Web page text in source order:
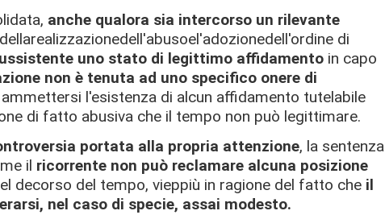
anche qualora sia intercorso un rilevante
di
uno stato di legittimo affidamento in capo
non è tenuta ad uno specifico onere di
l'esistenza di alcun affidamento tutelabile
di fatto abusiva che il tempo non può legittimare.
portata alla propria attenzione, la sentenza
il ricorrente non può reclamare alcuna posizione
decorso del tempo, vieppiù in ragione del fatto che il
nel caso di specie, assai modesto.